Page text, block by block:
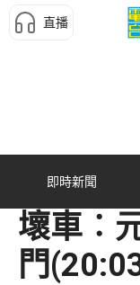
直播
即時新聞
壞車︰
門